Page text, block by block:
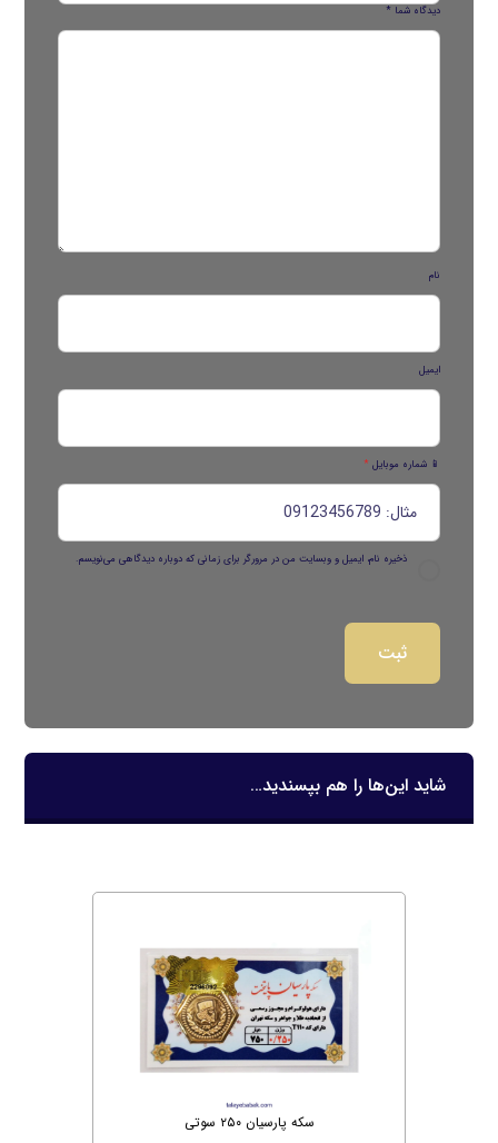
دیدگاه شما*
نام
ایمیل
📱 شماره موبایل *
ذخیره نام، ایمیل و وبسایت من در مرورگر برای زمانی که دوباره دیدگاهی می‌نویسم.
شاید این‌ها را هم بپسندید…
سکه پارسیان ۲۵۰ سوتی